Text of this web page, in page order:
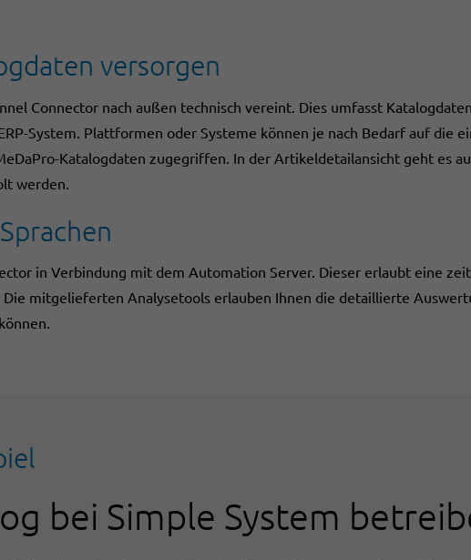
versorgen
Connector nach außen technisch vereint. Dies umfasst
System. Plattformen oder Systeme können je nach Bedarf auf die
Katalogdaten zugegriffen. In der Artikeldetailansicht geht es
werden.
in Verbindung mit dem Automation Server. Dieser erlaubt eine
mitgelieferten Analysetools erlauben Ihnen die detaillierte
bei Simple System